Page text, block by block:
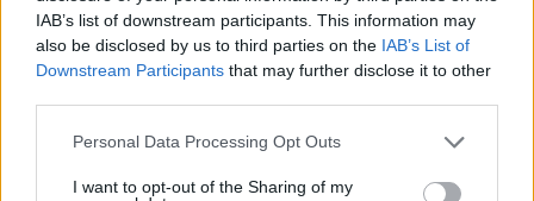
IAB’s list of downstream participants. This information may
also be disclosed by us to third parties on the IAB’s List of
Downstream Participants that may further disclose it to other
Please note that this website/app uses one or more Google
not limited to your visit or usage behaviour. You may click to
Personal Data Processing Opt Outs
I want to opt-out of the Sharing of my